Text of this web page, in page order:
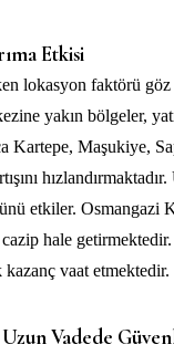
Etkisi
lokasyon faktörü
yakın bölgeler,
Kartepe, Maşukiye,
etkiler. Osmangazi
hale getirmektedir.
vaat etmektedir.
Vadede